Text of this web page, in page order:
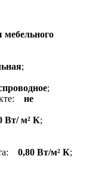
мебельного
;
;
не
Вт/ м² К;
0,80 Вт/м² К;